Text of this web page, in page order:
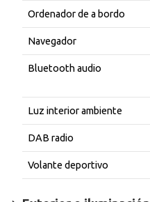
Ordenador de a bordo
Navegador
Bluetooth audio
Luz interior ambiente
DAB radio
Volante deportivo